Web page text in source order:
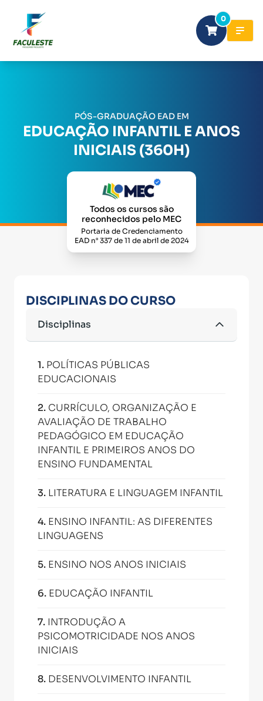
0
PÓS-GRADUAÇÃO EAD EM
EDUCAÇÃO INFANTIL E ANOS
INICIAIS (360H)
Todos os cursos são
reconhecidos pelo MEC
Portaria de Credenciamento
EAD n° 337 de 11 de abril de 2024
DISCIPLINAS DO CURSO
Disciplinas
1. POLÍTICAS PÚBLICAS
EDUCACIONAIS
2. CURRÍCULO, ORGANIZAÇÃO E
AVALIAÇÃO DE TRABALHO
PEDAGÓGICO EM EDUCAÇÃO
INFANTIL E PRIMEIROS ANOS DO
ENSINO FUNDAMENTAL
3. LITERATURA E LINGUAGEM INFANTIL
4. ENSINO INFANTIL: AS DIFERENTES
LINGUAGENS
5. ENSINO NOS ANOS INICIAIS
6. EDUCAÇÃO INFANTIL
7. INTRODUÇÃO A
PSICOMOTRICIDADE NOS ANOS
INICIAIS
8. DESENVOLVIMENTO INFANTIL